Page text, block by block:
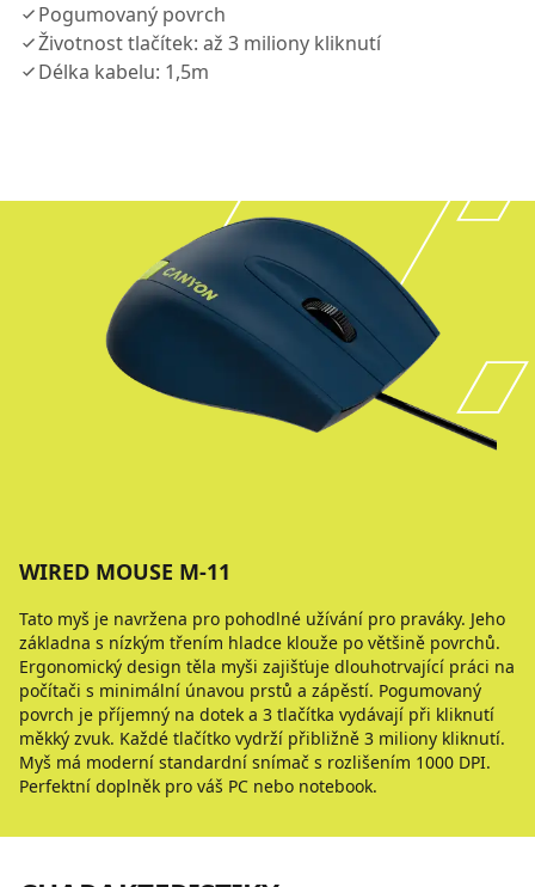
Pogumovaný povrch
Životnost tlačítek: až 3 miliony kliknutí
Délka kabelu: 1,5m
WIRED MOUSE M-11
Tato myš je navržena pro pohodlné užívání pro praváky. Jeho
základna s nízkým třením hladce klouže po většině povrchů.
Ergonomický design těla myši zajišťuje dlouhotrvající práci na
počítači s minimální únavou prstů a zápěstí. Pogumovaný
povrch je příjemný na dotek a 3 tlačítka vydávají při kliknutí
měkký zvuk. Každé tlačítko vydrží přibližně 3 miliony kliknutí.
Myš má moderní standardní snímač s rozlišením 1000 DPI.
Perfektní doplněk pro váš PC nebo notebook.